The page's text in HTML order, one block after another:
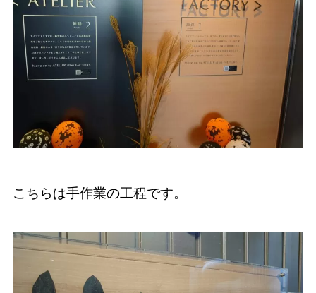
こちらは手作業の工程です。